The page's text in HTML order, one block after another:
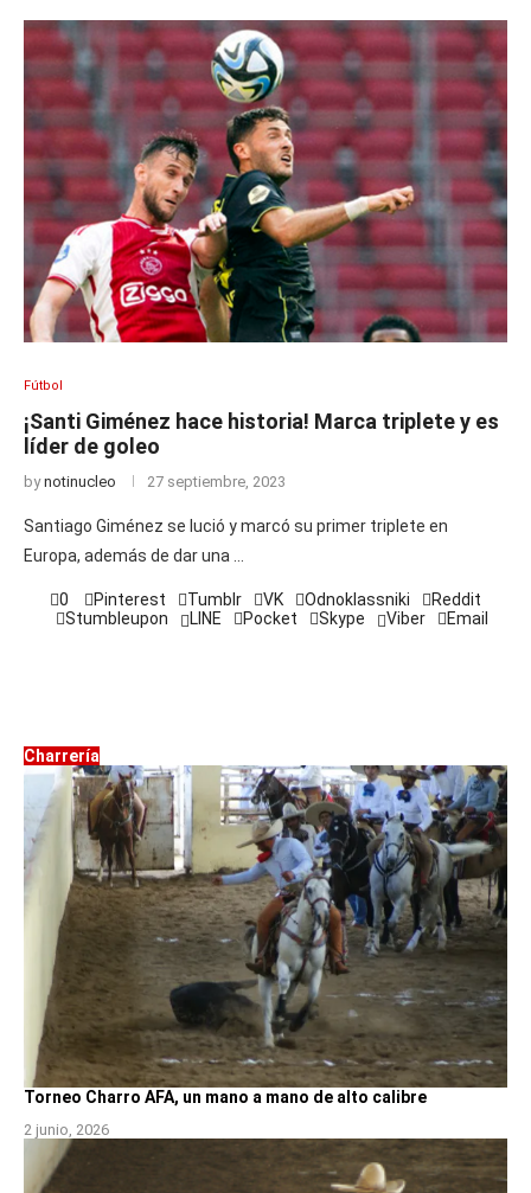
Fútbol
¡Santi Giménez hace historia! Marca triplete y es
líder de goleo
bynotinucleo 27 septiembre, 2023
Santiago Giménez se lució y marcó su primer triplete en
Europa, además de dar una …
0 Pinterest Tumblr VK Odnoklassniki
Reddit
Stumbleupon
LINE Pocket Skype Viber Email
Charrería
Torneo Charro AFA, un mano a mano de alto calibre
2 junio, 2026